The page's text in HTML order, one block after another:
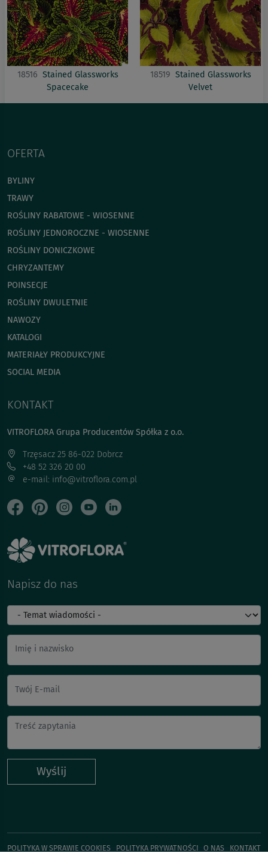
18516 Stained Glassworks
Spacecake
18519 Stained Glassworks
Velvet
OFERTA
BYLINY
TRAWY
ROŚLINY RABATOWE - WIOSENNE
ROŚLINY JEDNOROCZNE - WIOSENNE
ROŚLINY DONICZKOWE
CHRYZANTEMY
POINSECJE
ROŚLINY DWULETNIE
NAWOZY
KATALOGI
MATERIAŁY PRODUKCYJNE
SOCIAL MEDIA
KONTAKT
VITROFLORA Grupa Producentów Spółka z o.o.
Trzęsacz 25 86-022 Dobrcz
+48 52 326 20 00
e-mail: info@vitroflora.com.pl
Napisz do nas
Imię i nazwisko
Twój E-mail
Wyślij
POLITYKA W SPRAWIE COOKIES POLITYKA PRYWATNOŚCI O NAS
KONTAKT